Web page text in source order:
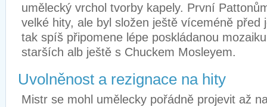
umělecký vrchol tvorby kapely. První
velké hity, ale byl složen ještě víceméně před
tak spíš připomene lépe poskládanou
starších alb ještě s Chuckem Mosleyem.
Uvolněnost a rezignace na hity
Mistr se mohl umělecky pořádně projevit až